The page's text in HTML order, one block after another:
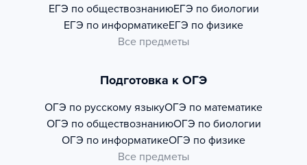
ЕГЭ по обществознаниюЕГЭ по биологии
ЕГЭ по информатикеЕГЭ по физике
Все предметы
Подготовка к ОГЭ
ОГЭ по русскому языкуОГЭ по математике
ОГЭ по обществознаниюОГЭ по биологии
ОГЭ по информатикеОГЭ по физике
Все предметы